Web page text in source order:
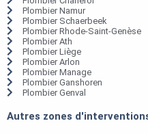
Plombier Namur
Plombier Schaerbeek
Plombier Rhode-Saint-Genèse
Plombier Ath
Plombier Liège
Plombier Arlon
Plombier Manage
Plombier Ganshoren
Plombier Genval
Autres zones